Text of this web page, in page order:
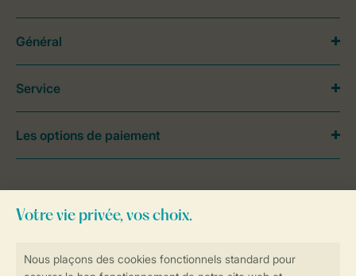
contactez notreContact Center.
Général
Service
Les options de paiement